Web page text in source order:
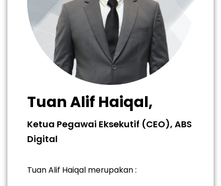
Tuan Alif Haiqal,
Ketua Pegawai Eksekutif (CEO), ABS
Digital
Tuan Alif Haiqal merupakan :